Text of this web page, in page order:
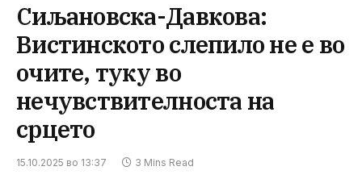
Сиљановска-Давкова:
Вистинското слепило не е во
очите, туку во
нечувствителноста на
срцето
15.10.2025 во 13:37 3 Mins Read